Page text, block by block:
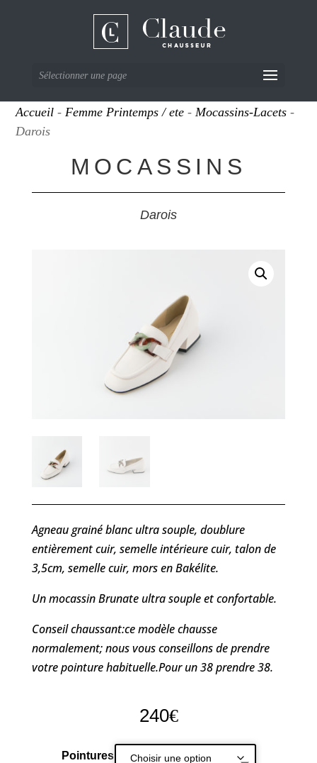
Sélectionner une page
Accueil -Femme Printemps / ete -Mocassins-Lacets -
Darois
MOCASSINS
Darois
Agneau grainé blanc ultra souple, doublure
entièrement cuir, semelle intérieure cuir, talon de
3,5cm, semelle cuir, mors en Bakélite.
Un mocassin Brunate ultra souple et confortable.
Conseil chaussant:ce modèle chausse
normalement; nous vous conseillons de prendre
votre pointure habituelle.Pour un 38 prendre 38.
240€
Pointures